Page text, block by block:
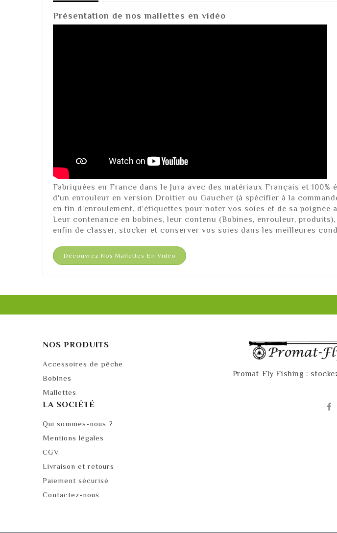
Présentation de nos mallettes en vidéo
Fabriquées en France dans le Jura avec des matériaux Français et 100%
d'un enrouleur en version Droitier ou Gaucher (à spécifier à la
en fin d'enroulement, d'étiquettes pour noter vos soies et de sa poignée
Leur contenance en bobines, leur contenu (Bobines, enrouleur,
enfin de classer, stocker et conserver vos soies dans les meilleures
Découvrez Nos Mallettes En Vidéo
Promat-Fly Fishing :
NOS PRODUITS
Accessoires de pêche
Bobines
Mallettes
LA SOCIÉTÉ
Qui sommes-nous ?
Mentions légales
CGV
Livraison et retours
Paiement sécurisé
Contactez-nous